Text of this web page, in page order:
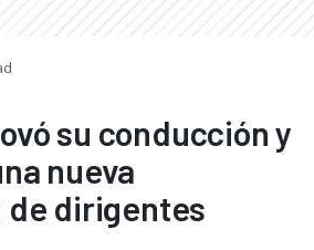
su conducción y
nueva
de dirigentes